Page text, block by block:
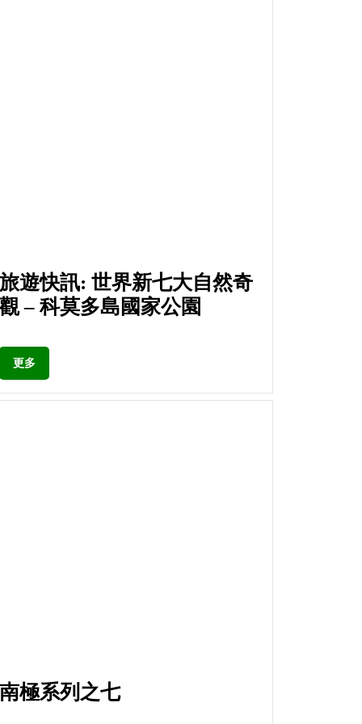
旅遊快訊: 世界新七大自然奇
觀 – 科莫多島國家公園
更多
南極系列之七